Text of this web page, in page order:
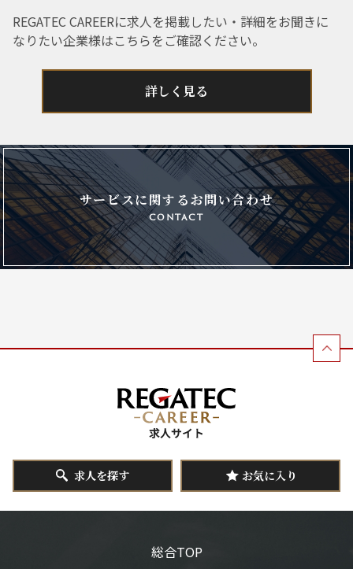
REGATEC CAREERに求人を掲載したい・詳細をお聞きに
なりたい企業様はこちらをご確認ください。
詳しく見る
サービスに関するお問い合わせ
contact
求人を探す お気に入り
総合TOP